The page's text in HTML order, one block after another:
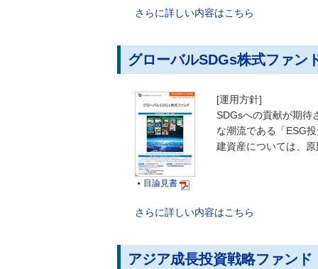
さらに詳しい内容はこちら
グローバルSDGs株式ファン
 目論見書
[運用方針]
SDGsへの貢献が期待
な潮流である「ESG
建資産については、
さらに詳しい内容はこちら
アジア成長投資戦略ファンド